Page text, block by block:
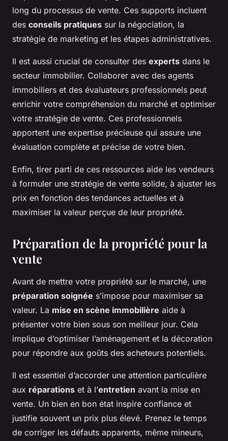
long du processus de vente. Ces supports incluent
des conseils pratiques sur la négociation, la
stratégie de marketing et les étapes administratives.
Il est aussi crucial de consulter des experts dans le
secteur immobilier. Collaborer avec des agents
immobiliers et des évaluateurs professionnels peut
enrichir votre compréhension du marché et optimiser
votre stratégie de vente. Ces professionnels
apportent une expertise précieuse qui assure une
évaluation complète et précise de votre bien.
Enfin, tirer parti de ces ressources aide les vendeurs
à formuler une stratégie de vente solide, à ajuster les
prix en fonction des tendances actuelles et à
maximiser la valeur perçue de leur propriété.
Préparation de la propriété pour la
vente
Avant de mettre votre propriété sur le marché, une
préparation soignée s’impose pour maximiser sa
valeur. La mise en scène immobilière aide à
présenter votre bien sous son meilleur jour. Cela
implique d’optimiser l’aménagement et la décoration
pour répondre aux goûts des acheteurs potentiels.
Il est essentiel d’accorder une attention particulière
aux réparations et à l’entretien avant la mise en
vente. Un bien en bon état inspire confiance et
justifie souvent un prix plus élevé. Prenez le temps
de corriger les défauts apparents, même mineurs,